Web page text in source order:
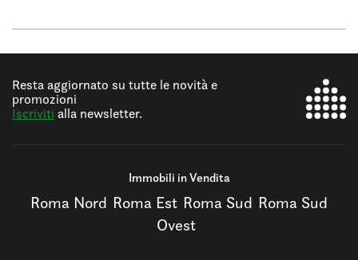
Resta aggiornato su tutte le novità e
promozioni
Iscriviti alla newsletter.
Immobili in Vendita
Roma Nord Roma Est Roma Sud Roma Sud
Ovest